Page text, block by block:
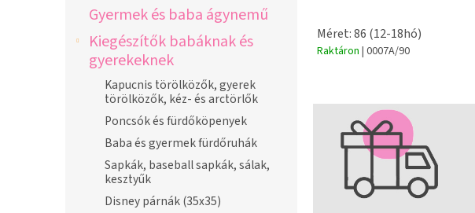
Gyermek és baba ágynemű
Kiegészítők babáknak és
gyerekeknek
Kapucnis törölközők, gyerek
törölközők, kéz- és arctörlők
Poncsók és fürdőköpenyek
Baba és gyermek fürdőruhák
Sapkák, baseball sapkák, sálak,
kesztyűk
Disney párnák (35x35)
Méret: 86 (12-18hó)
Raktáron | 0007A/90